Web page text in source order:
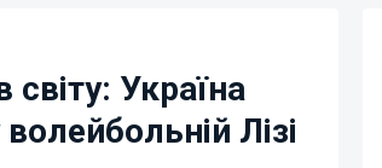
Україна
Лізі